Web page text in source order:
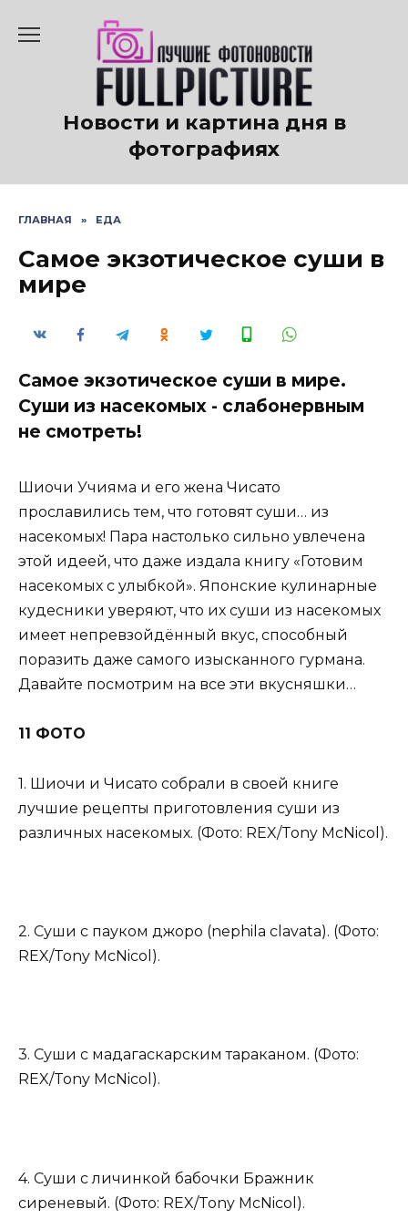
содержанию
Новости и картина дня в
фотографиях
ГЛАВНАЯ » ЕДА
Самое экзотическое суши в
мире
Самое экзотическое суши в мире.
Суши из насекомых - слабонервным
не смотреть!
Шиочи Учияма и его жена Чисато
прославились тем, что готовят суши… из
насекомых! Пара настолько сильно увлечена
этой идеей, что даже издала книгу «Готовим
насекомых с улыбкой». Японские кулинарные
кудесники уверяют, что их суши из насекомых
имеет непревзойдённый вкус, способный
поразить даже самого изысканного гурмана.
Давайте посмотрим на все эти вкусняшки…
11 ФОТО
1. Шиочи и Чисато собрали в своей книге
лучшие рецепты приготовления суши из
различных насекомых. (Фото: REX/Tony McNicol).
2. Суши с пауком джоро (nephila clavata). (Фото:
REX/Tony McNicol).
3. Суши с мадагаскарским тараканом. (Фото:
REX/Tony McNicol).
4. Суши с личинкой бабочки Бражник
сиреневый. (Фото: REX/Tony McNicol).